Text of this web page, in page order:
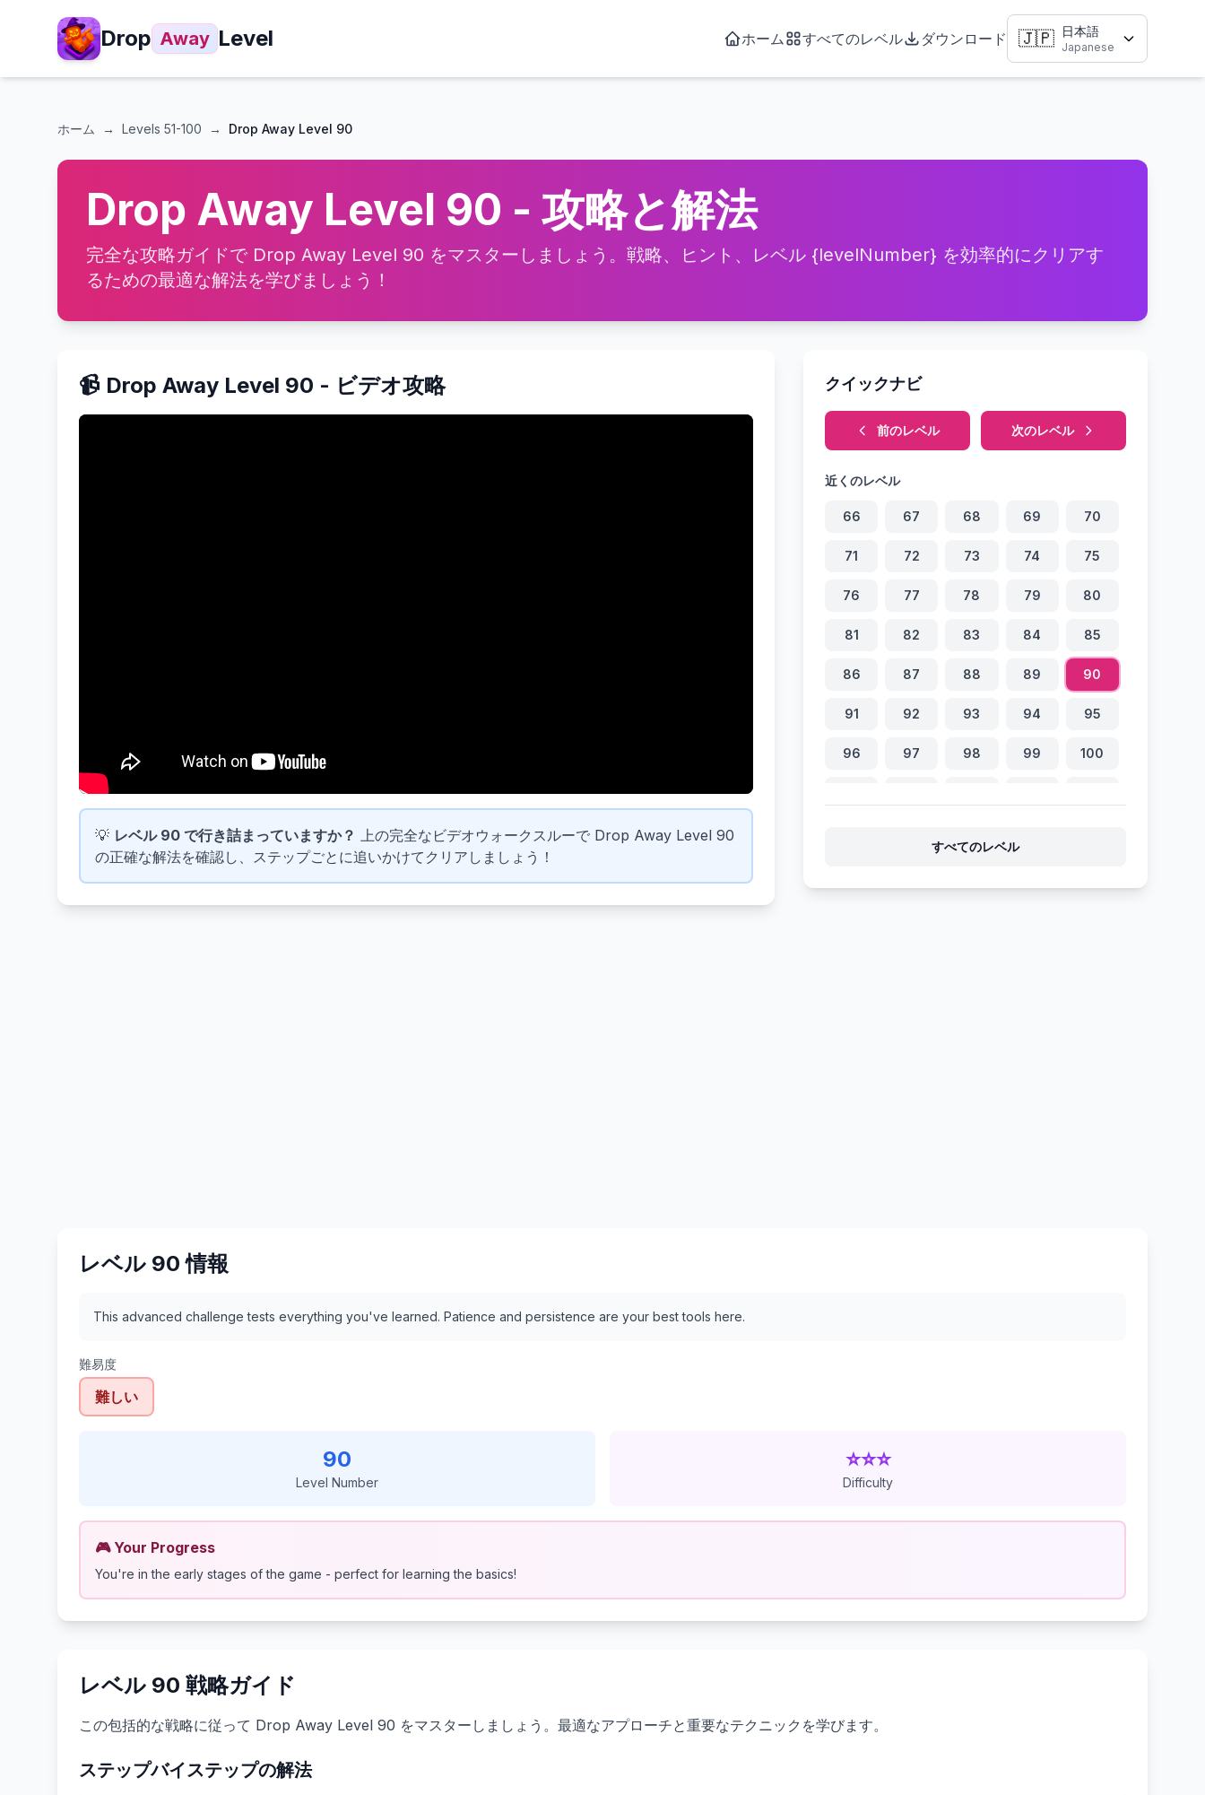
Drop Away Level ホーム すべてのレベル ダウンロード 🇯🇵 日本語
Japanese
ホーム → Levels 51-100 → Drop Away Level 90
Drop Away Level 90 - 攻略と解法
完全な攻略ガイドで Drop Away Level 90 をマスターしましょう。戦略、ヒント、レベル {levelNumber} を効率的にクリアす
るための最適な解法を学びましょう！
📹 Drop Away Level 90 - ビデオ攻略
💡 レベル 90 で行き詰まっていますか？ 上の完全なビデオウォークスルーで Drop Away Level 90
の正確な解法を確認し、ステップごとに追いかけてクリアしましょう！
クイックナビ
前のレベル 次のレベル
近くのレベル
66 67 68 69 70
71 72 73 74 75
76 77 78 79 80
81 82 83 84 85
86 87 88 89 90
91 92 93 94 95
96 97 98 99 100
すべてのレベル
レベル 90 情報
This advanced challenge tests everything you've learned. Patience and persistence are your best tools here.
難易度
難しい
90
Level Number
⭐⭐⭐
Difficulty
🎮 Your Progress
You're in the early stages of the game - perfect for learning the basics!
レベル 90 戦略ガイド
この包括的な戦略に従って Drop Away Level 90 をマスターしましょう。最適なアプローチと重要なテクニックを学びます。
ステップバイステップの解法